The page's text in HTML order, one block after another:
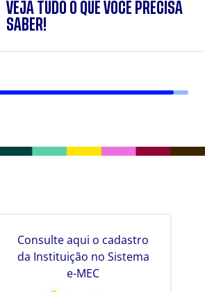
VEJA TUDO O QUE VOCÊ PRECISA
SABER!
Consulte aqui o cadastro
da Instituição no Sistema
e-MEC